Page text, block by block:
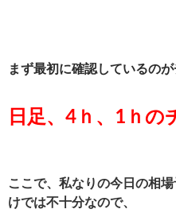
まず最初に確認しているのが
日足、4ｈ、1ｈの
ここで、私なりの今日の相
けでは不十分なので、